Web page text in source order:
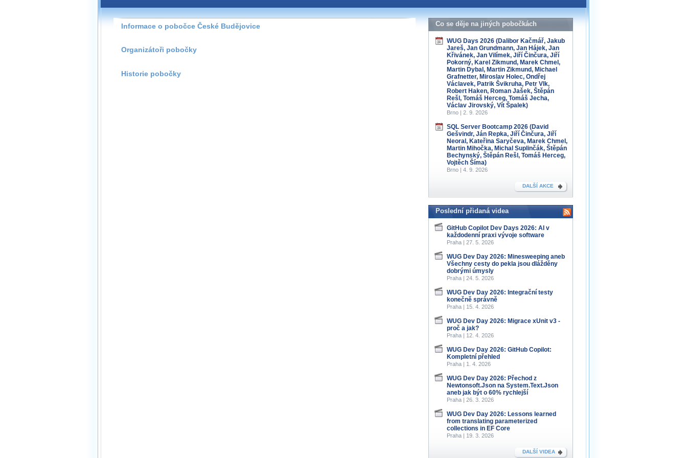
Pokud máte jakýkoliv dotaz na organizátory této
pobočky, prosím neváhejte nás kontaktovat na e-mailu:
Informace o pobočce České Budějovice
Organizátoři pobočky
Historie pobočky
Co se děje na jiných pobočkách
WUG Days 2026 (Dalibor Kačmář, Jakub
Jareš, Jan Grundmann, Jan Hájek, Jan
Křivánek, Jan Vilímek, Jiří Činčura, Jiří
Pokorný, Karel Zikmund, Marek Chmel,
Martin Dybal, Martin Zikmund, Michael
Grafnetter, Miroslav Holec, Ondřej
Václavek, Patrik Švikruha, Petr Vlk,
Robert Haken, Roman Jašek, Štěpán
Rešl, Tomáš Herceg, Tomáš Jecha,
Václav Jirovský, Vít Špalek)
Brno | 2. 9. 2026
SQL Server Bootcamp 2026 (David
Gešvindr, Ján Repka, Jiří Činčura, Jiří
Neoral, Kateřina Saryčeva, Marek Chmel,
Martin Mihočka, Michal Suplinčák, Štěpán
Bechynský, Štěpán Rešl, Tomáš Herceg,
Vojtěch Šíma)
Brno | 4. 9. 2026
DALŠÍ AKCE
Poslední přidaná videa
GitHub Copilot Dev Days 2026: AI v
každodenní praxi vývoje software
Praha | 27. 5. 2026
WUG Dev Day 2026: Minesweeping aneb
Všechny cesty do pekla jsou dlážděny
dobrými úmysly
Praha | 24. 5. 2026
WUG Dev Day 2026: Integrační testy
konečně správně
Praha | 15. 4. 2026
WUG Dev Day 2026: Migrace xUnit v3 -
proč a jak?
Praha | 12. 4. 2026
WUG Dev Day 2026: GitHub Copilot:
Kompletní přehled
Praha | 1. 4. 2026
WUG Dev Day 2026: Přechod z
Newtonsoft.Json na System.Text.Json
aneb jak být o 60% rychlejší
Praha | 26. 3. 2026
WUG Dev Day 2026: Lessons learned
from translating parameterized
collections in EF Core
Praha | 19. 3. 2026
DALŠÍ VIDEA